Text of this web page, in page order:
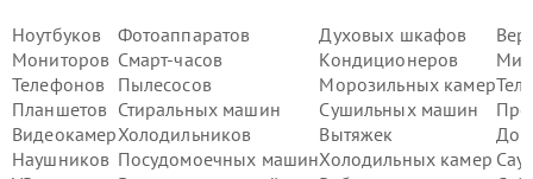
Ноутбуков
Мониторов
Телефонов
Планшетов
Видеокамер
Наушников
Фотоаппаратов
Смарт-часов
Пылесосов
Стиральных машин
Холодильников
Посудомоечных машин
Духовых шкафов
Кондиционеров
Морозильных камер
Сушильных машин
Вытяжек
Холодильных камер
Ремонт кондиционера Samsung
AJ025TNTDKH в г.Самара
Ремонт кондиционера Samsung
AJ025TNTDKH в г.Пермь
Ремонт кондиционера Samsung
AJ025TNTDKH в г.Красноярск
Ремонт кондиционера Samsung